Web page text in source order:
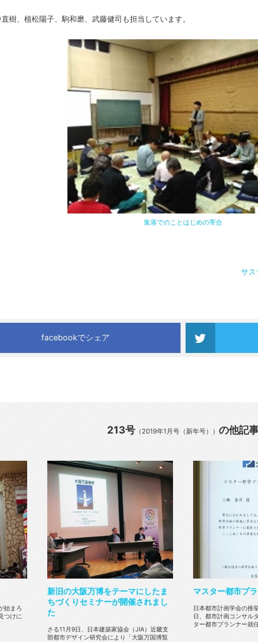
樹、植松陽子、駒和磨、武藤健司も担当しています。
集落でのことはじめの寄合
サス
facebookでシェア
213号 （2019年1月号（新年号）） の他記
始まろ
つけに
新旧の大阪万博をテーマにしたま
ちづくりセミナーが開催されまし
た
さる11月9日、日本建築家協会（JIA）近畿支
部都市デザイン研究会により「大阪万国博覧
マスター都市プ
日本都市計画学会の推
日、都市計画コンサル
ター都市プランナー就